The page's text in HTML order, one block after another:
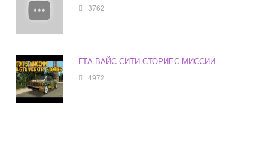
3762
ГТА ВАЙС СИТИ СТОРИЕС МИССИИ
4972